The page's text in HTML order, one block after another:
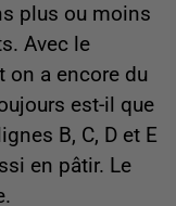
plus ou moins
Avec le
on a encore du
est-il que
B, C, D et E
en pâtir. Le